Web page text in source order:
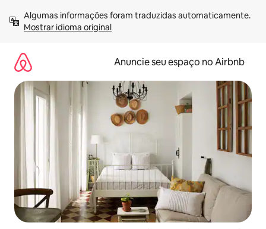
para
Mostrar idioma original
Anuncie seu espaço no Airbnb